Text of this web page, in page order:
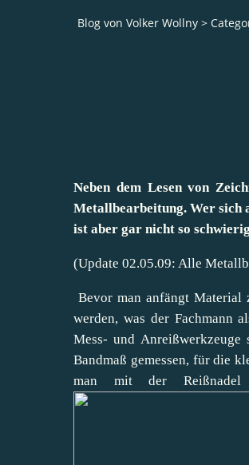
Blog von Volker Wollny >
Neben dem Lesen von
Metallbearbeitung. Wer sich
ist aber gar nicht so
(Update 02.05.09: Alle
Bevor man anfängt Material
werden, was der Fachmann
Mess- und
Bandmaß gemessen, für die
man mit der Reißnadel